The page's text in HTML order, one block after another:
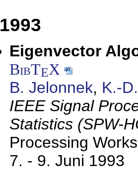
1993
Eigenvector
BibTEX
B. Jelonnek, K.-
IEEE Signal
Statistics (SPW-
Processing
7. - 9. Juni 1993